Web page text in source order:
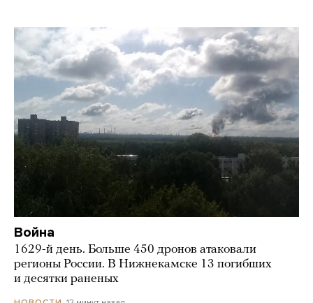
Война
1629-й день. Больше 450 дронов атаковали
регионы России. В Нижнекамске 13 погибших
и десятки раненых